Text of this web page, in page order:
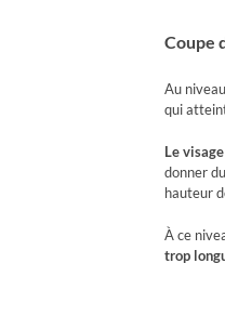
Coupe
Au
qui
Le
donner
hauteur
À ce
trop